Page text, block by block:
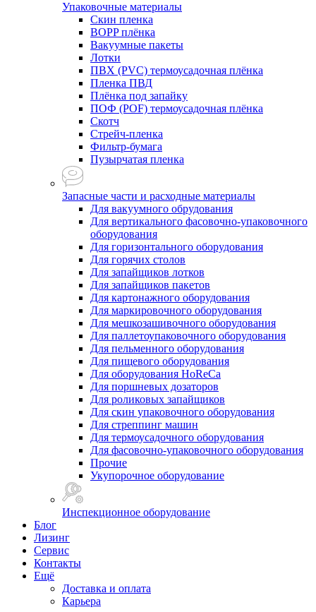
Упаковочные материалы
Скин пленка
BOPP плёнка
Вакуумные пакеты
Лотки
ПВХ (PVC) термоусадочная плёнка
Пленка ПВД
Плёнка под запайку
ПОФ (POF) термоусадочная плёнка
Скотч
Стрейч-пленка
Фильтр-бумага
Пузырчатая пленка
Запасные части и расходные материалы
Для вакуумного обрудования
Для вертикального фасовочно-упаковочного
оборудования
Для горизонтального оборудования
Для горячих столов
Для запайщиков лотков
Для запайщиков пакетов
Для картонажного оборудования
Для маркировочного оборудования
Для мешкозашивочного оборудования
Для паллетоупаковочного оборудования
Для пельменного оборудования
Для пищевого оборудования
Для оборудования HoReCa
Для поршневых дозаторов
Для роликовых запайщиков
Для скин упаковочного оборудования
Для стреппинг машин
Для термоусадочного оборудования
Для фасовочно-упаковочного оборудования
Прочие
Укупорочное оборудование
Инспекционное оборудование
Блог
Лизинг
Сервис
Контакты
Ещё
Доставка и оплата
Карьера